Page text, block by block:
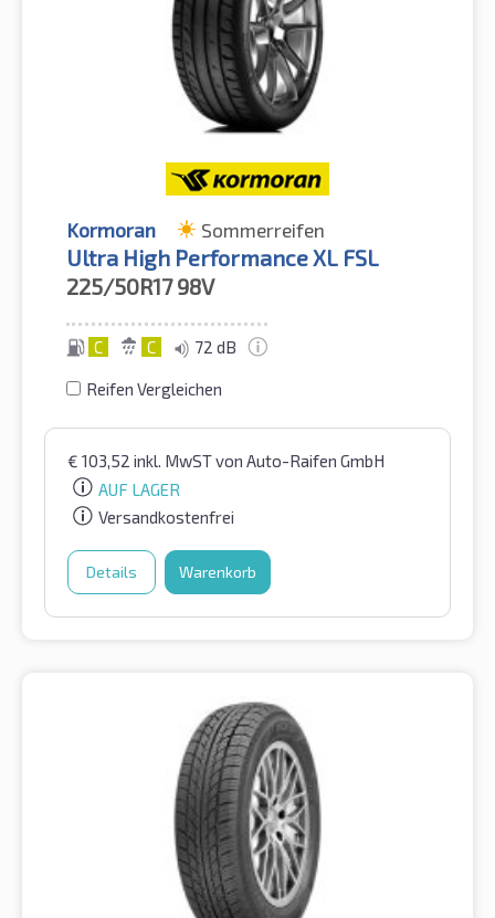
Kormoran Sommerreifen
Ultra High Performance XL FSL
225/50R17 98V
C C 72 dB
Reifen Vergleichen
€ 103,52 inkl. MwSTvon Auto-Raifen GmbH
AUF LAGER
Versandkostenfrei
Details Warenkorb